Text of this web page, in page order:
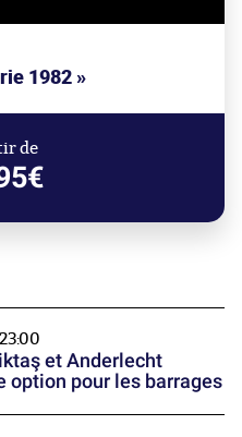
1982 »
de
et Anderlecht
option pour les barrages